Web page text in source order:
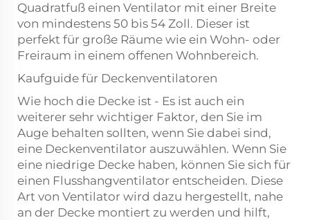
Quadratfuß einen Ventilator mit einer Breite
von mindestens 50 bis 54 Zoll. Dieser ist
perfekt für große Räume wie ein Wohn- oder
Freiraum in einem offenen Wohnbereich.
Kaufguide für Deckenventilatoren
Wie hoch die Decke ist - Es ist auch ein
weiterer sehr wichtiger Faktor, den Sie im
Auge behalten sollten, wenn Sie dabei sind,
eine Deckenventilator auszuwählen. Wenn Sie
eine niedrige Decke haben, können Sie sich für
einen Flusshangventilator entscheiden. Diese
Art von Ventilator wird dazu hergestellt, nahe
an der Decke montiert zu werden und hilft,